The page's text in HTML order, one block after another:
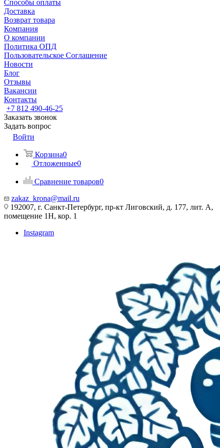
Способы оплаты
Доставка
Возврат товара
Компания
О компании
Политика ОПД
Пользовательское Соглашение
Новости
Блог
Отзывы
Вакансии
Контакты
+7 812 490-46-25
Заказать звонок
Задать вопрос
Войти
Корзина0
Отложенные0
Сравнение товаров0
zakaz_krona@mail.ru
192007, г. Санкт-Петербург, пр-кт Лиговский, д. 177, лит. А,
помещение 1Н, кор. 1
Instagram